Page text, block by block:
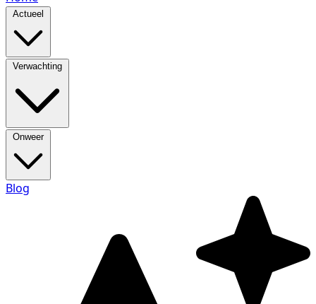
Actueel
Verwachting
Onweer
Blog